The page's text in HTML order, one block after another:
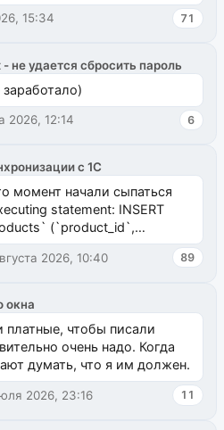
15:34 71
не удается сбросить пароль
2026, 12:14 6
с 1С
момент начали сыпаться
statement: INSERT
(`product_id`,
2026, 10:40 89
окна
чтобы писали
очень надо. Когда
думать, что я им должен.
2026, 23:16 11